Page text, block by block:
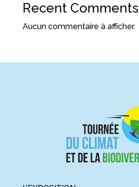
Recent Comments
Aucun commentaire à afficher.